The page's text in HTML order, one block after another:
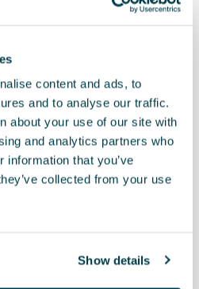
content and ads, to
and to analyse our traffic.
about your use of our site with
and analytics partners who
information that you’ve
collected from your use
Show details
deportiva de tu CUPRA, los pedales